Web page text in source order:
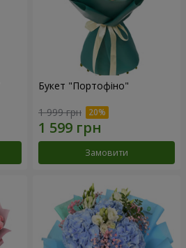
Букет "Портофіно"
1 999 грн
Замовити